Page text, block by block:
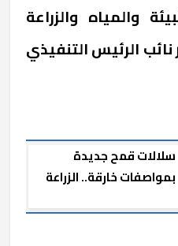
والمياه والزراعة
الرئيس التنفيذي
سلالات قمح جديدة
بمواصفات خارقة.. الزراعة